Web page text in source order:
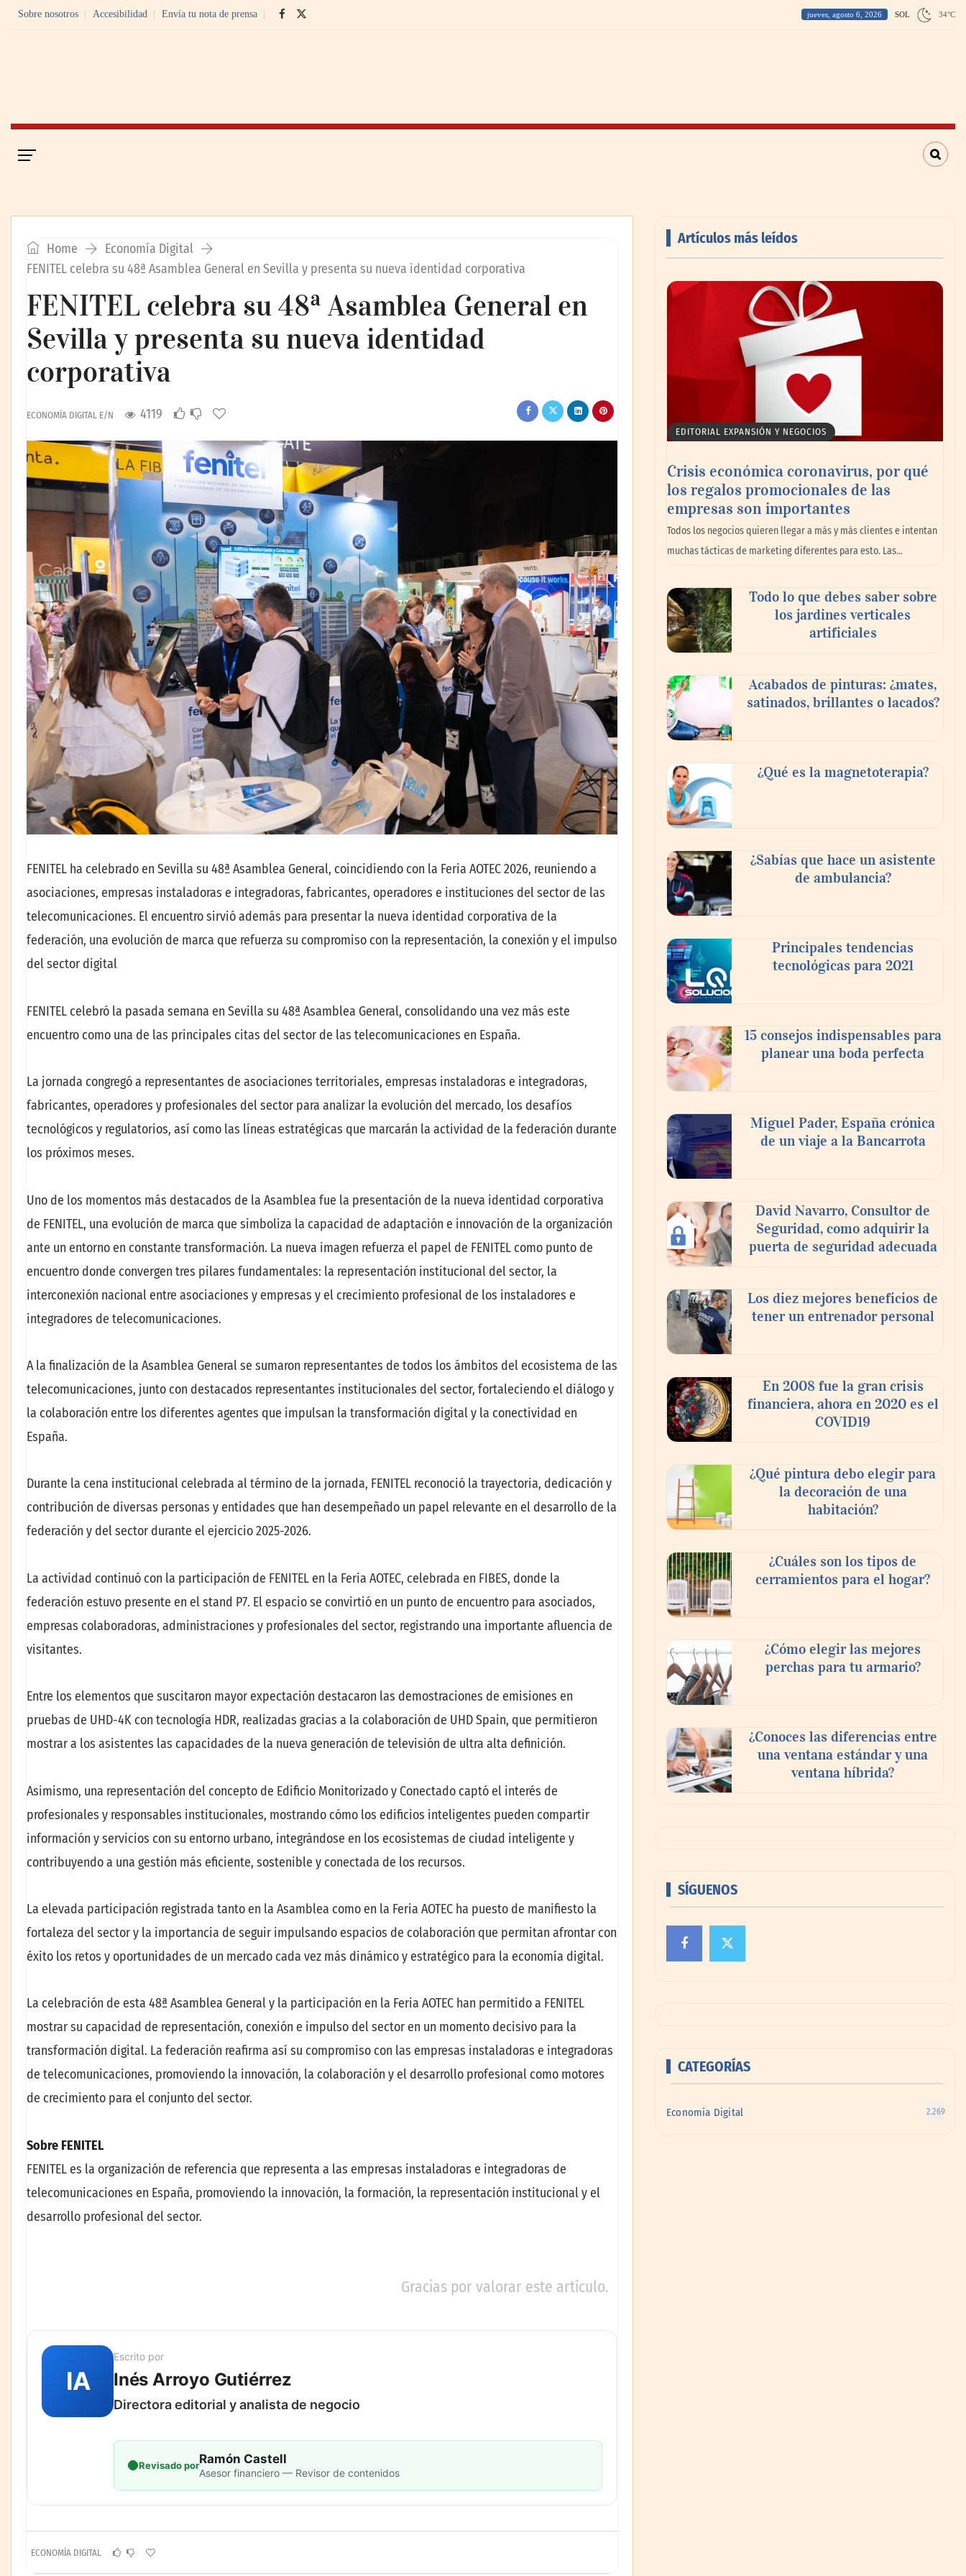
Sobre nosotros Accesibilidad Envía tu nota de prensa jueves, agosto 6, 2026 SOL 34°C
Home
Economía Digital
FENITEL celebra su 48ª Asamblea General en Sevilla y presenta su nueva identidad corporativa
FENITEL celebra su 48ª Asamblea General en
Sevilla y presenta su nueva identidad
corporativa
ECONOMÍA DIGITAL E/N 4119
FENITEL ha celebrado en Sevilla su 48ª Asamblea General, coincidiendo con la Feria AOTEC 2026, reuniendo a
asociaciones, empresas instaladoras e integradoras, fabricantes, operadores e instituciones del sector de las
telecomunicaciones. El encuentro sirvió además para presentar la nueva identidad corporativa de la
federación, una evolución de marca que refuerza su compromiso con la representación, la conexión y el impulso
del sector digital
FENITEL celebró la pasada semana en Sevilla su 48ª Asamblea General, consolidando una vez más este
encuentro como una de las principales citas del sector de las telecomunicaciones en España.
La jornada congregó a representantes de asociaciones territoriales, empresas instaladoras e integradoras,
fabricantes, operadores y profesionales del sector para analizar la evolución del mercado, los desafíos
tecnológicos y regulatorios, así como las líneas estratégicas que marcarán la actividad de la federación durante
los próximos meses.
Uno de los momentos más destacados de la Asamblea fue la presentación de la nueva identidad corporativa
de FENITEL, una evolución de marca que simboliza la capacidad de adaptación e innovación de la organización
ante un entorno en constante transformación. La nueva imagen refuerza el papel de FENITEL como punto de
encuentro donde convergen tres pilares fundamentales: la representación institucional del sector, la
interconexión nacional entre asociaciones y empresas y el crecimiento profesional de los instaladores e
integradores de telecomunicaciones.
A la finalización de la Asamblea General se sumaron representantes de todos los ámbitos del ecosistema de las
telecomunicaciones, junto con destacados representantes institucionales del sector, fortaleciendo el diálogo y
la colaboración entre los diferentes agentes que impulsan la transformación digital y la conectividad en
España.
Durante la cena institucional celebrada al término de la jornada, FENITEL reconoció la trayectoria, dedicación y
contribución de diversas personas y entidades que han desempeñado un papel relevante en el desarrollo de la
federación y del sector durante el ejercicio 2025-2026.
La actividad continuó con la participación de FENITEL en la Feria AOTEC, celebrada en FIBES, donde la
federación estuvo presente en el stand P7. El espacio se convirtió en un punto de encuentro para asociados,
empresas colaboradoras, administraciones y profesionales del sector, registrando una importante afluencia de
visitantes.
Entre los elementos que suscitaron mayor expectación destacaron las demostraciones de emisiones en
pruebas de UHD-4K con tecnología HDR, realizadas gracias a la colaboración de UHD Spain, que permitieron
mostrar a los asistentes las capacidades de la nueva generación de televisión de ultra alta definición.
Asimismo, una representación del concepto de Edificio Monitorizado y Conectado captó el interés de
profesionales y responsables institucionales, mostrando cómo los edificios inteligentes pueden compartir
información y servicios con su entorno urbano, integrándose en los ecosistemas de ciudad inteligente y
contribuyendo a una gestión más eficiente, sostenible y conectada de los recursos.
La elevada participación registrada tanto en la Asamblea como en la Feria AOTEC ha puesto de manifiesto la
fortaleza del sector y la importancia de seguir impulsando espacios de colaboración que permitan afrontar con
éxito los retos y oportunidades de un mercado cada vez más dinámico y estratégico para la economía digital.
La celebración de esta 48ª Asamblea General y la participación en la Feria AOTEC han permitido a FENITEL
mostrar su capacidad de representación, conexión e impulso del sector en un momento decisivo para la
transformación digital. La federación reafirma así su compromiso con las empresas instaladoras e integradoras
de telecomunicaciones, promoviendo la innovación, la colaboración y el desarrollo profesional como motores
de crecimiento para el conjunto del sector.
Sobre FENITEL
FENITEL es la organización de referencia que representa a las empresas instaladoras e integradoras de
telecomunicaciones en España, promoviendo la innovación, la formación, la representación institucional y el
desarrollo profesional del sector.
Gracias por valorar este artículo.
IA
Escrito por
Inés Arroyo Gutiérrez
Directora editorial y analista de negocio
Revisado porRamón Castell
Asesor financiero — Revisor de contenidos
ECONOMÍA DIGITAL
Artículos más leídos
EDITORIAL EXPANSIÓN Y NEGOCIOS
Crisis económica coronavirus, por qué
los regalos promocionales de las
empresas son importantes
Todos los negocios quieren llegar a más y más clientes e intentan
muchas tácticas de marketing diferentes para esto. Las…
Todo lo que debes saber sobre
los jardines verticales
artificiales
Acabados de pinturas: ¿mates,
satinados, brillantes o lacados?
¿Qué es la magnetoterapia?
¿Sabías que hace un asistente
de ambulancia?
Principales tendencias
tecnológicas para 2021
15 consejos indispensables para
planear una boda perfecta
Miguel Pader, España crónica
de un viaje a la Bancarrota
David Navarro, Consultor de
Seguridad, como adquirir la
puerta de seguridad adecuada
Los diez mejores beneficios de
tener un entrenador personal
En 2008 fue la gran crisis
financiera, ahora en 2020 es el
COVID19
¿Qué pintura debo elegir para
la decoración de una
habitación?
¿Cuáles son los tipos de
cerramientos para el hogar?
¿Cómo elegir las mejores
perchas para tu armario?
¿Conoces las diferencias entre
una ventana estándar y una
ventana híbrida?
SÍGUENOS
CATEGORÍAS
Economía Digital 2.269